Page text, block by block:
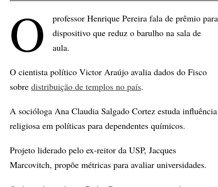
O
professor Henrique Pereira fala de prêmio para
dispositivo que reduz o barulho na sala de
aula.
O cientista político Victor Araújo avalia dados do Fisco
sobre distribuição de templos no país.
A socióloga Ana Claudia Salgado Cortez estuda influência
religiosa em políticas para dependentes químicos.
Projeto liderado pelo ex-reitor da USP, Jacques
Marcovitch, propõe métricas para avaliar universidades.